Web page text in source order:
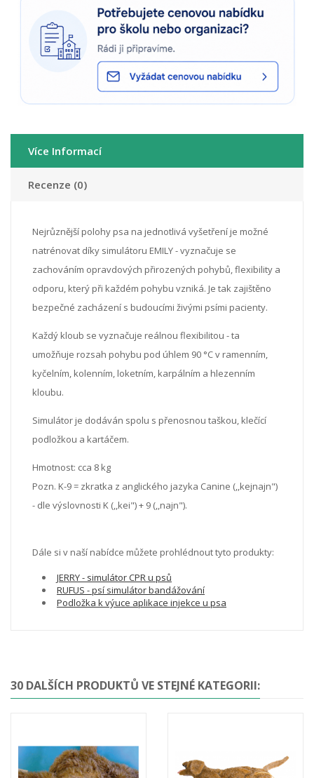
Více Informací
Recenze (0)
Nejrůznější polohy psa na jednotlivá vyšetření je možné
natrénovat díky simulátoru EMILY - vyznačuje se
zachováním opravdových přirozených pohybů, flexibility a
odporu, který při každém pohybu vzniká. Je tak zajištěno
bezpečné zacházení s budoucími živými psími pacienty.
Každý kloub se vyznačuje reálnou flexibilitou - ta
umožňuje rozsah pohybu pod úhlem 90 °C v ramenním,
kyčelním, kolenním, loketním, karpálním a hlezenním
kloubu.
Simulátor je dodáván spolu s přenosnou taškou, klečící
podložkou a kartáčem.
Hmotnost: cca 8 kg
Pozn. K-9 = zkratka z anglického jazyka Canine (,,kejnajn")
- dle výslovnosti K (,,kei") + 9 (,,najn").
Dále si v naší nabídce můžete prohlédnout tyto produkty:
JERRY - simulátor CPR u psů
RUFUS - psí simulátor bandážování
Podložka k výuce aplikace injekce u psa
30 DALŠÍCH PRODUKTŮ VE STEJNÉ KATEGORII: